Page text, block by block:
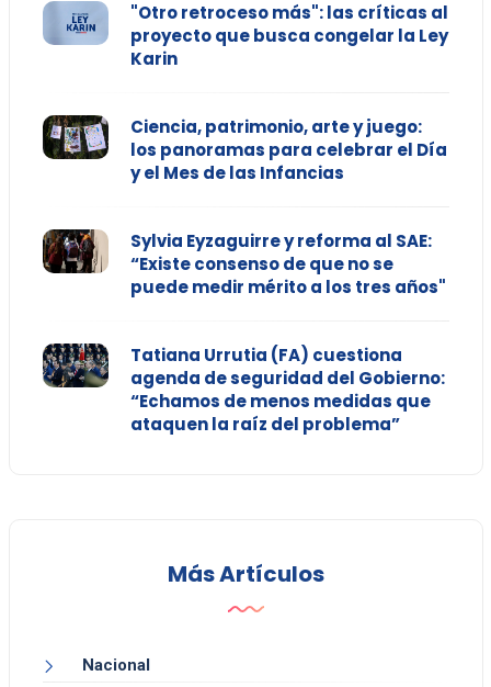
"Otro retroceso más": las críticas al
proyecto que busca congelar la Ley
Karin
Ciencia, patrimonio, arte y juego:
los panoramas para celebrar el Día
y el Mes de las Infancias
Sylvia Eyzaguirre y reforma al SAE:
“Existe consenso de que no se
puede medir mérito a los tres años"
Tatiana Urrutia (FA) cuestiona
agenda de seguridad del Gobierno:
“Echamos de menos medidas que
ataquen la raíz del problema”
Más Artículos
Nacional